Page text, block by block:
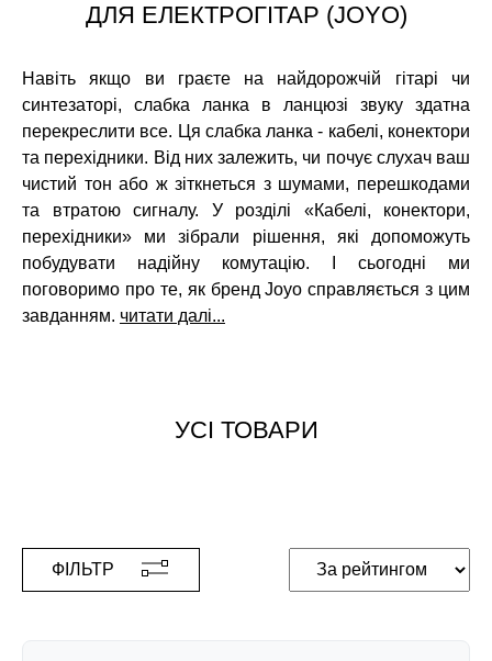
ДЛЯ ЕЛЕКТРОГІТАР (JOYO)
Навіть якщо ви граєте на найдорожчій гітарі чи
синтезаторі, слабка ланка в ланцюзі звуку здатна
перекреслити все. Ця слабка ланка - кабелі, конектори
та перехідники. Від них залежить, чи почує слухач ваш
чистий тон або ж зіткнеться з шумами, перешкодами
та втратою сигналу. У розділі «Кабелі, конектори,
перехідники» ми зібрали рішення, які допоможуть
побудувати надійну комутацію. І сьогодні ми
поговоримо про те, як бренд Joyo справляється з цим
завданням. читати далі...
УСІ ТОВАРИ
ФІЛЬТР